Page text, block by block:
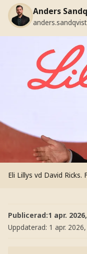
Anders
Eli Lillys vd David Ricks.
Publicerad:1 apr.
Uppdaterad: 1 apr.